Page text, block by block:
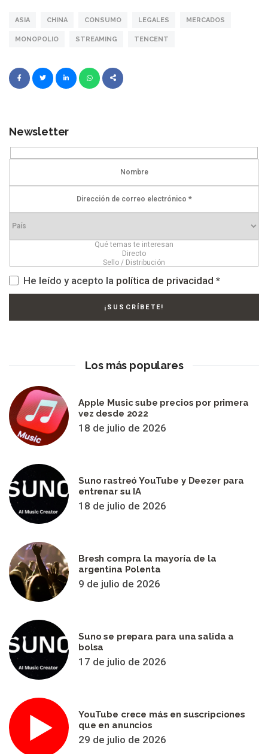
ASIA CHINA CONSUMO LEGALES MERCADOS
MONOPOLIO STREAMING TENCENT
Newsletter
He leído y acepto la política de privacidad *
Los más populares
Apple Music sube precios por primera
vez desde 2022
18 de julio de 2026
Suno rastreó YouTube y Deezer para
entrenar su IA
18 de julio de 2026
Bresh compra la mayoría de la
argentina Polenta
9 de julio de 2026
Suno se prepara para una salida a
bolsa
17 de julio de 2026
YouTube crece más en suscripciones
que en anuncios
29 de julio de 2026